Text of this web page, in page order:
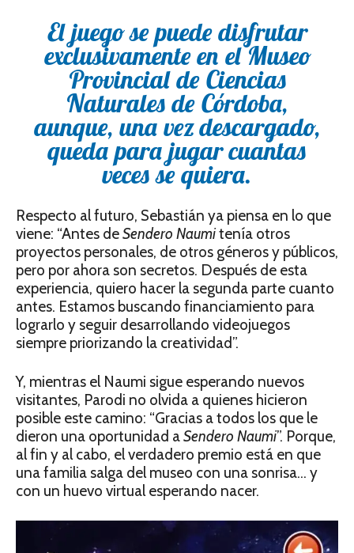
El juego se puede disfrutar
exclusivamente en el Museo
Provincial de Ciencias
Naturales de Córdoba,
aunque, una vez descargado,
queda para jugar cuantas
veces se quiera.
Respecto al futuro, Sebastián ya piensa en lo que
viene: “Antes deSendero Naumitenía otros
proyectos personales, de otros géneros y públicos,
pero por ahora son secretos. Después de esta
experiencia, quiero hacer la segunda parte cuanto
antes. Estamos buscando financiamiento para
lograrlo y seguir desarrollando videojuegos
siempre priorizando la creatividad”.
Y, mientras el Naumi sigue esperando nuevos
visitantes, Parodi no olvida a quienes hicieron
posible este camino: “Gracias a todos los que le
dieron una oportunidad aSendero Naumi”. Porque,
al fin y al cabo, el verdadero premio está en que
una familia salga del museo con una sonrisa… y
con un huevo virtual esperando nacer.